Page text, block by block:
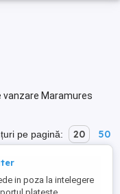
Maramures
pe pagină: 20 50
in poza la intelegere